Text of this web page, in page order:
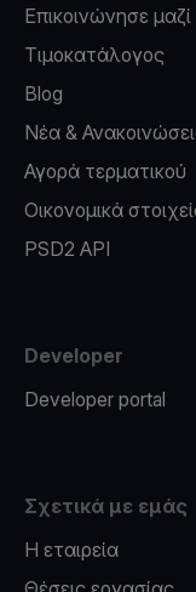
Επικοινώνησε
Τιμοκατάλογος
Blog
Νέα &
Αγορά τερματικού
Οικονομικά
PSD2 API
Developer
Developer portal
Σχετικά με εμάς
Η εταιρεία